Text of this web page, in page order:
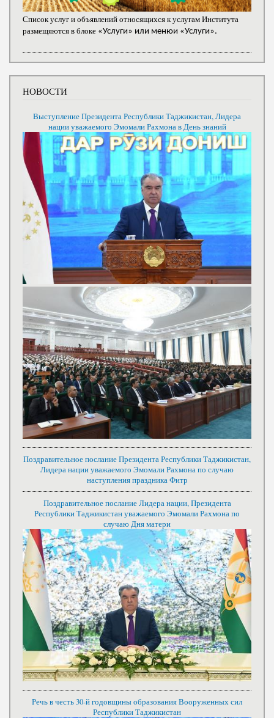
Список услуг и объявлений относящихся к услугам Института
размещяются в блоке «Услуги» или менюи «Услуги».
НОВОСТИ
Выступление Президента Республики Таджикистан, Лидера
нации уважаемого Эмомали Рахмона в День знаний
Поздравительное послание Президента Республики Таджикистан,
Лидера нации уважаемого Эмомали Рахмона по случаю
наступления праздника Фитр
Поздравительное послание Лидера нации, Президента
Республики Таджикистан уважаемого Эмомали Рахмона по
случаю Дня матери
Речь в честь 30-й годовщины образования Вооруженных сил
Республики Таджикистан